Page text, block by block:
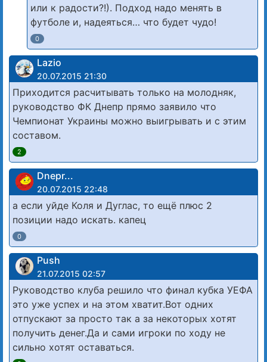
или к радости?!). Подход надо менять в
футболе и, надеяться… что будет чудо!
0
Lazio
20.07.2015 21:30
Приходится расчитывать только на молодняк,
руководство ФК Днепр прямо заявило что
Чемпионат Украины можно выигрывать и с этим
составом.
2
Dnepr...
20.07.2015 22:48
а если уйде Коля и Дуглас, то ещё плюс 2
позиции надо искать. капец
0
Push
21.07.2015 02:57
Руководство клуба решило что финал кубка УЕФА
это уже успех и на этом хватит.Вот одних
отпускают за просто так а за некоторых хотят
получить денег.Да и сами игроки по ходу не
сильно хотят оставаться.